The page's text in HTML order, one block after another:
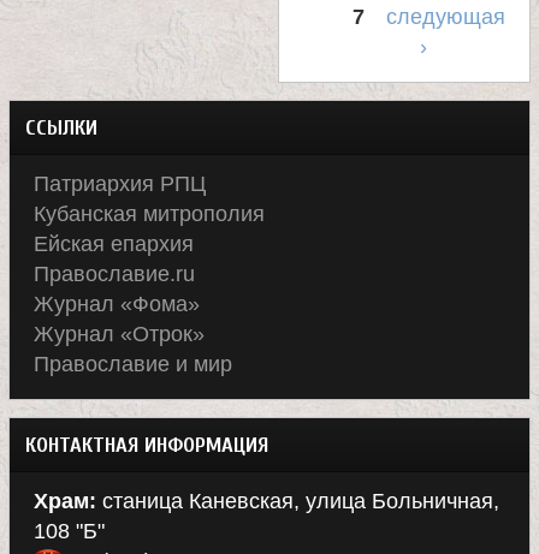
в
с
к
о
й
7
следующая
›
ССЫЛКИ
Патриархия РПЦ
Кубанская митрополия
Ейская епархия
Православие.ru
Журнал «Фома»
Журнал «Отрок»
Православие и мир
КОНТАКТНАЯ ИНФОРМАЦИЯ
Храм: станица Каневская, улица Больничная,
108 "Б"